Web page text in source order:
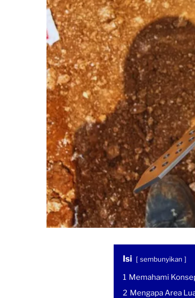
Isi sembunyikan
1 Memahami
2 Mengapa Area